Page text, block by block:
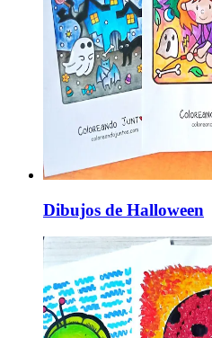
Dibujos de Halloween